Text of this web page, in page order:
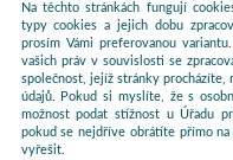
Podle zákona o evidenci tržeb
účtenku. Zároveň je povinen
online; v případě
© 2026 ProKauf Komplex
Na těchto stránkách fungují
typy cookies a jejich dobu
prosím Vámi preferovanou
vašich práv v souvislosti se
společnost, jejíž stránky procházíte,
údajů. Pokud si myslíte, že s
možnost podat stížnost u Úřadu
pokud se nejdříve obrátíte přímo na
vyřešit.